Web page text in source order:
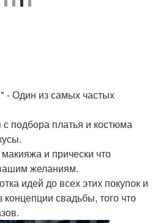
- Один из самых частых
с подбора платья и костюма
и прически что
желаниям.
идей до всех этих покупок и
свадьбы, того что